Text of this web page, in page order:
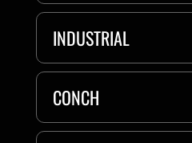
INDUSTRIAL
CONCH